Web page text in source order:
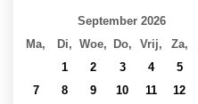
September 2026
Ma,
Di, Woe, Do, Vrij, Za,
1 2 3 4 5
7
8 9 10 11 12